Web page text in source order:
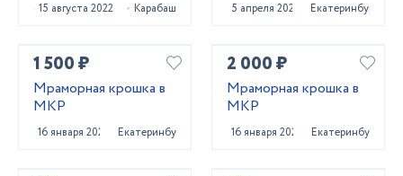
15 августа 2022 Карабаш 5 апреля 2022 Екатеринбург
1 500 ₽
Мраморная крошка в
МКР
16 января 2022 Екатеринбург
2 000 ₽
Мраморная крошка в
МКР
16 января 2022 Екатеринбург